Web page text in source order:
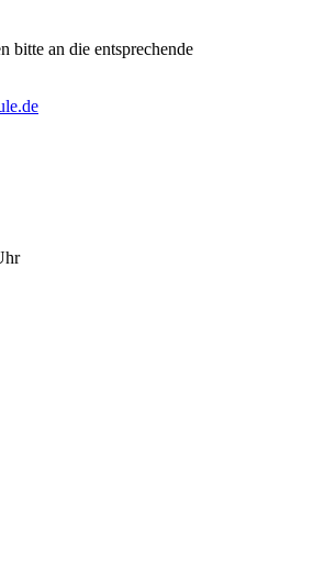
bitte an die entsprechende